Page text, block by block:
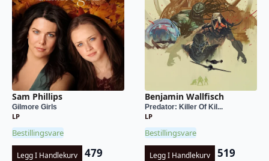
Sam Phillips
Gilmore Girls
LP
Bestillingsvare
Legg I Handlekurv 479
Benjamin Wallfisch
Predator: Killer Of Kil...
LP
Bestillingsvare
Legg I Handlekurv 519